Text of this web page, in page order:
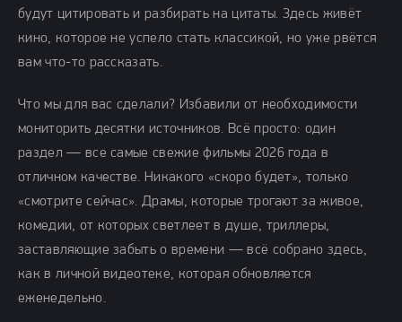
будут цитировать и разбирать на цитаты. Здесь живёт
кино, которое не успело стать классикой, но уже рвётся
вам что-то рассказать.
Что мы для вас сделали? Избавили от необходимости
мониторить десятки источников. Всё просто: один
раздел — все самые свежие фильмы 2026 года в
отличном качестве. Никакого «скоро будет», только
«смотрите сейчас». Драмы, которые трогают за живое,
комедии, от которых светлеет в душе, триллеры,
заставляющие забыть о времени — всё собрано здесь,
как в личной видеотеке, которая обновляется
еженедельно.